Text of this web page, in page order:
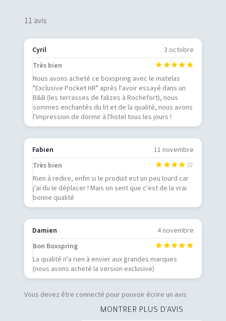
11 avis
Cyril
3 octobre
Très bien
Nous avons acheté ce boxspring avec le matelas
"Exclusive Pocket HR" après l'avoir essayé dans un
B&B (les terrasses de falizes à Rochefort), nous
sommes enchantés du lit et de la qualité, nous avons
l'impression de dormir à l'hotel tous les jours !
Fabien
11 novembre
Très bien
Rien à redire, enfin si le produit est un peu lourd car
j'ai du le déplacer ! Mais on sent que c'est de la vrai
bonne qualité
Damien
4 novembre
Bon Boxspring
La qualité n'a rien à envier aux grandes marques
(nous avons acheté la version exclusive)
Vous devez être connecté pour pouvoir écrire un avis
MONTRER PLUS D'AVIS